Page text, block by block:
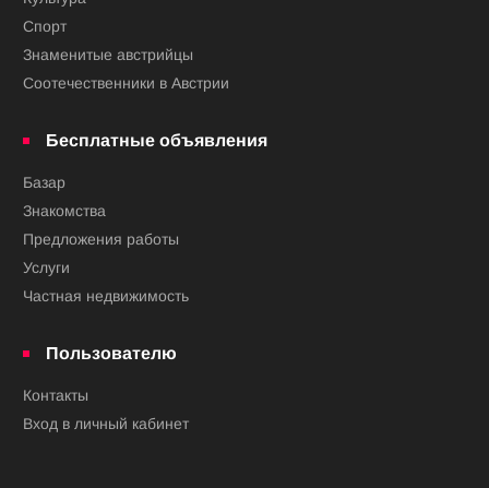
Спорт
Знаменитые австрийцы
Соотечественники в Австрии
Бесплатные объявления
Базар
Знакомства
Предложения работы
Услуги
Частная недвижимость
Пользователю
Контакты
Вход в личный кабинет